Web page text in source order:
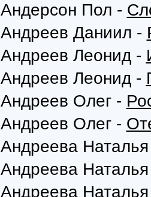
Андерсон Пол -
Андреев Даниил -
Андреев Леонид -
Андреев Леонид -
Андреев Олег -
Андреев Олег -
Андреева
Андреева
Андреева